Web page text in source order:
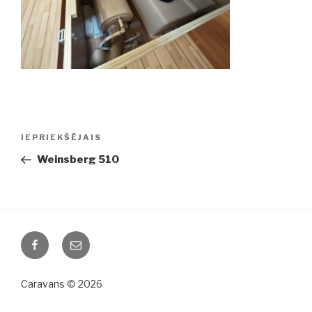
Ziņu
Iepriekšējā
ziņa:
IEPRIEKŠĒJAIS
Weinsberg 510
FacebookEmail
Caravans © 2026